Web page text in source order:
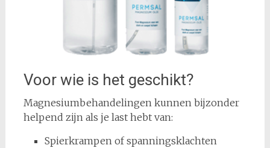
Voor wie is het geschikt?
Magnesiumbehandelingen kunnen bijzonder
helpend zijn als je last hebt van:
Spierkrampen of spanningsklachten